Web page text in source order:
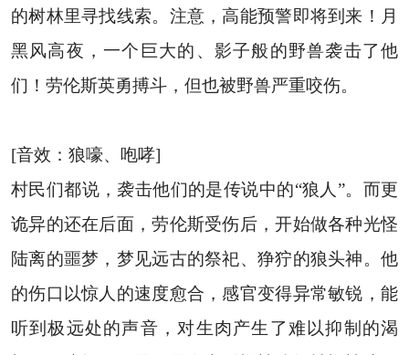
的树林里寻找线索。注意，高能预警即将到来！月
黑风高夜，一个巨大的、影子般的野兽袭击了他
们！劳伦斯英勇搏斗，但也被野兽严重咬伤。
[音效：狼嚎、咆哮]
村民们都说，袭击他们的是传说中的“狼人”。而更
诡异的还在后面，劳伦斯受伤后，开始做各种光怪
陆离的噩梦，梦见远古的祭祀、狰狞的狼头神。他
的伤口以惊人的速度愈合，感官变得异常敏锐，能
听到极远处的声音，对生肉产生了难以抑制的渴